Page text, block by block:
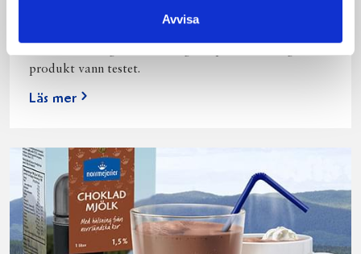
Avvisa
produkt vann testet.
Läs mer